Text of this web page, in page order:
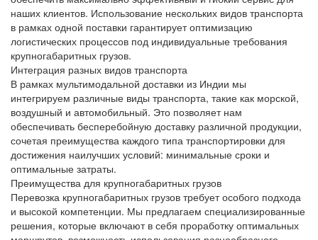
наших клиентов. Использование нескольких видов транспорта
в рамках одной поставки гарантирует оптимизацию
логистических процессов под индивидуальные требования
крупногабаритных грузов.
Интеграция разных видов транспорта
В рамках мультимодальной доставки из Индии мы
интегрируем различные виды транспорта, такие как морской,
воздушный и автомобильный. Это позволяет нам
обеспечивать бесперебойную доставку различной продукции,
сочетая преимущества каждого типа транспортировки для
достижения наилучших условий: минимальные сроки и
оптимальные затраты.
Преимущества для крупногабаритных грузов
Перевозка крупногабаритных грузов требует особого подхода
и высокой компетенции. Мы предлагаем специализированные
решения, которые включают в себя проработку оптимальных